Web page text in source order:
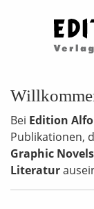
Bei Edition
Publikationen,
Graphic Novels
Literatur